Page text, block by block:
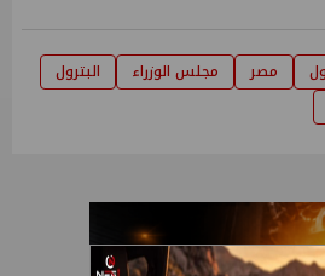
مصر مجلس الوزراء
البترول